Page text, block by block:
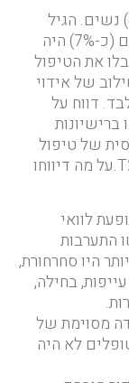
המחקר כלל 119 מטופלים, רובם (כ-62%) נשים. הגיל
ממוצע היה כ-79. לאחוז קטן מהמשתתפים (כ-7%) היה
בקנאביס. מתוכם: כ-51% קיבלו את הטיפול
כ-9% קיבלו שילוב של אידוי
בלבד. דווח על
ברישיונות
של טיפול
בקנאביס עשיר ב-THC בקטגוריית T20C4.על מה דיווחו
תופעת לוואי
התערבות
היו סחרחורת,
בחילה,
מידה מסוימת של
לא היה